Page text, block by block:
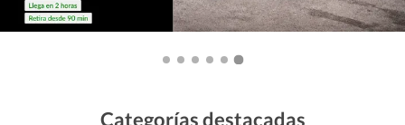
Categorías destacadas